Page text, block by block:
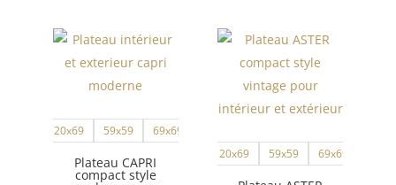
variations.
Les
options
être
choisies
plusieurs
variations.
Les
options
être
120x69 59x59 69x69
Plateau CAPRI
compact style
120x69 59x59 69x69